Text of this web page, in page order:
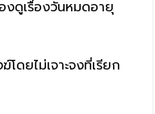
งดูเรื่องวันหมดอายุ
ดยไม่เจาะจงที่เรียก